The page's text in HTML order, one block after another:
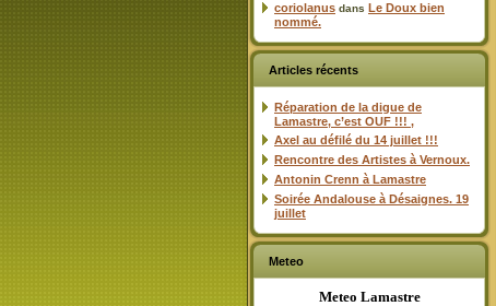
coriolanus dans Le Doux bien
nommé.
Articles récents
Réparation de la digue de
Lamastre, c’est OUF !!! ,
Axel au défilé du 14 juillet !!!
Rencontre des Artistes à Vernoux.
Antonin Crenn à Lamastre
Soirée Andalouse à Désaignes. 19
juillet
Meteo
Meteo Lamastre